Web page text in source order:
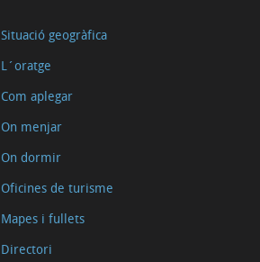
Situació geogràfica
L´oratge
Com aplegar
On menjar
On dormir
Oficines de turisme
Mapes i fullets
Directori